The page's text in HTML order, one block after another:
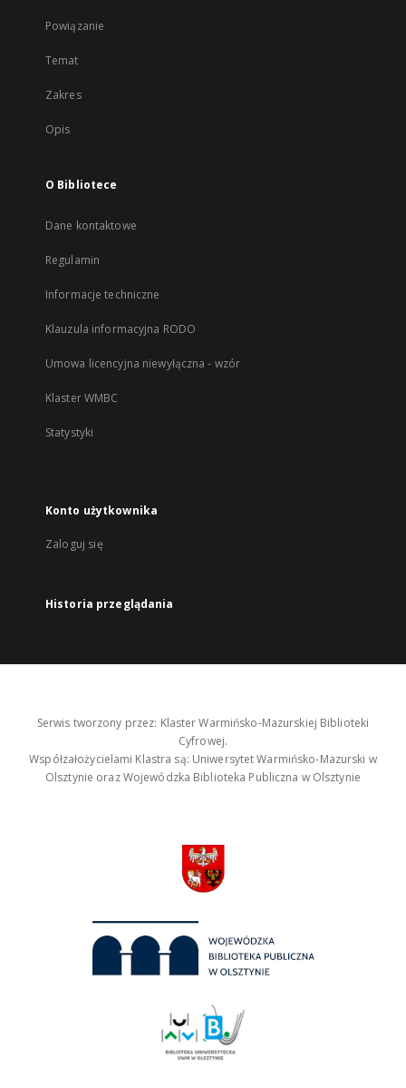
Powiązanie
Temat
Zakres
Opis
O Bibliotece
Dane kontaktowe
Regulamin
Informacje techniczne
Klauzula informacyjna RODO
Umowa licencyjna niewyłączna - wzór
Klaster WMBC
Statystyki
Konto użytkownika
Zaloguj się
Historia przeglądania
Serwis tworzony przez: Klaster Warmińsko-Mazurskiej Biblioteki
Cyfrowej.
Współzałożycielami Klastra są: Uniwersytet Warmińsko-Mazurski w
Olsztynie oraz Wojewódzka Biblioteka Publiczna w Olsztynie